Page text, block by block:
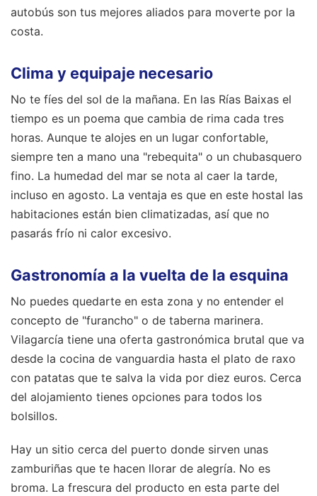
autobús son tus mejores aliados para moverte por la
costa.
Clima y equipaje necesario
No te fíes del sol de la mañana. En las Rías Baixas el
tiempo es un poema que cambia de rima cada tres
horas. Aunque te alojes en un lugar confortable,
siempre ten a mano una "rebequita" o un chubasquero
fino. La humedad del mar se nota al caer la tarde,
incluso en agosto. La ventaja es que en este hostal las
habitaciones están bien climatizadas, así que no
pasarás frío ni calor excesivo.
Gastronomía a la vuelta de la esquina
No puedes quedarte en esta zona y no entender el
concepto de "furancho" o de taberna marinera.
Vilagarcía tiene una oferta gastronómica brutal que va
desde la cocina de vanguardia hasta el plato de raxo
con patatas que te salva la vida por diez euros. Cerca
del alojamiento tienes opciones para todos los
bolsillos.
Hay un sitio cerca del puerto donde sirven unas
zamburiñas que te hacen llorar de alegría. No es
broma. La frescura del producto en esta parte del